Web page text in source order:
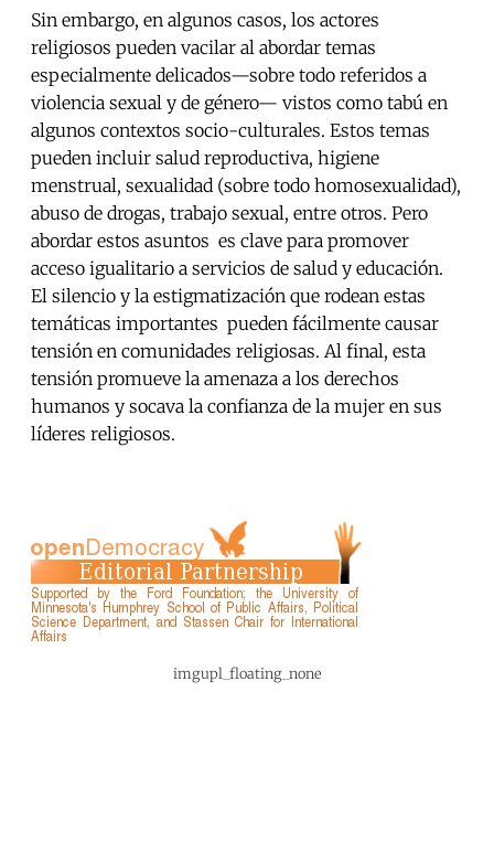
Sin embargo, en algunos casos, los actores
religiosos pueden vacilar al abordar temas
especialmente delicados—sobre todo referidos a
violencia sexual y de género— vistos como tabú en
algunos contextos socio-culturales. Estos temas
pueden incluir salud reproductiva, higiene
menstrual, sexualidad (sobre todo homosexualidad),
abuso de drogas, trabajo sexual, entre otros. Pero
abordar estos asuntos es clave para promover
acceso igualitario a servicios de salud y educación.
El silencio y la estigmatización que rodean estas
temáticas importantes pueden fácilmente causar
tensión en comunidades religiosas. Al final, esta
tensión promueve la amenaza a los derechos
humanos y socava la confianza de la mujer en sus
líderes religiosos.
imgupl_floating_none